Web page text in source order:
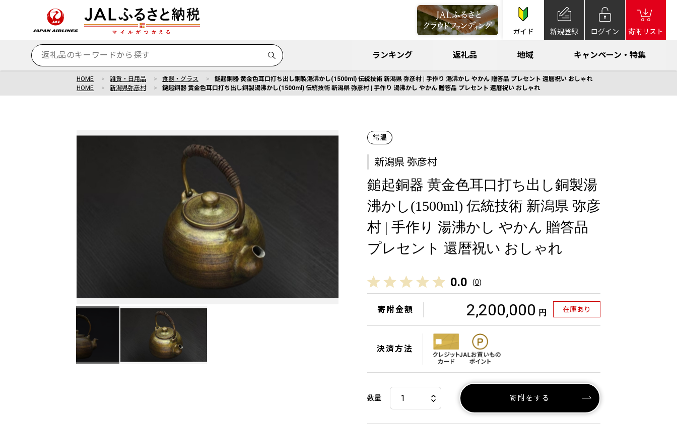
ガイド 新規登録 ログイン 寄附リスト
ランキング 返礼品 地域 キャンペーン・特集
HOME 雑貨・日用品 食器・グラス
鎚起銅器 黄金色耳口打ち出し銅製湯沸かし(1500ml) 伝統技術 新潟県 弥彦村 | 手作り 湯沸かし やかん 贈答品 プレセント 還暦祝い おしゃれ
HOME
新潟県弥彦村 鎚起銅器 黄金色耳口打ち出し銅製湯沸かし(1500ml) 伝統技術 新潟県 弥彦村 | 手作り 湯沸かし やかん 贈答品 プレセント 還暦祝い おしゃれ
常温
新潟県 弥彦村
鎚起銅器 黄金色耳口打ち出し銅製湯
沸かし(1500ml) 伝統技術 新潟県 弥彦
村 | 手作り 湯沸かし やかん 贈答品
プレセント 還暦祝い おしゃれ
0.0 (0)
寄附金額 2,200,000 円 在庫あり
決済方法
数量 寄附をする